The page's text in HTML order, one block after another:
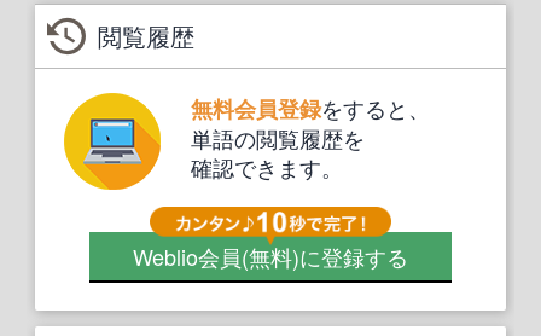
閲覧履歴
無料会員登録をすると、
単語の閲覧履歴を
確認できます。
Weblio会員(無料)に登録する